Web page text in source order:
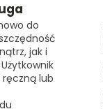
do
jak i
ręczną lub